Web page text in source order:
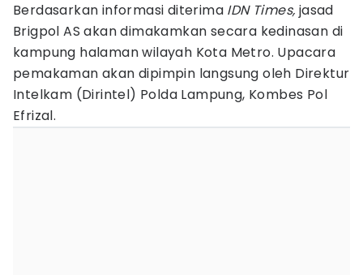
Berdasarkan informasi diterima IDN Times, jasad
Brigpol AS akan dimakamkan secara kedinasan di
kampung halaman wilayah Kota Metro. Upacara
pemakaman akan dipimpin langsung oleh Direktur
Intelkam (Dirintel) Polda Lampung, Kombes Pol
Efrizal.